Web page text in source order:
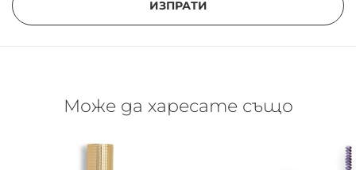
ИЗПРАТИ
Може да харесате също